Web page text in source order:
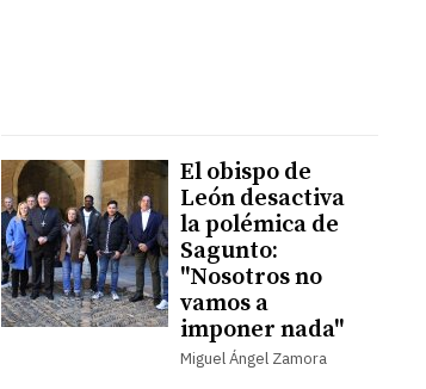
El obispo de
León desactiva
la polémica de
Sagunto:
"Nosotros no
vamos a
imponer nada"
Miguel Ángel Zamora